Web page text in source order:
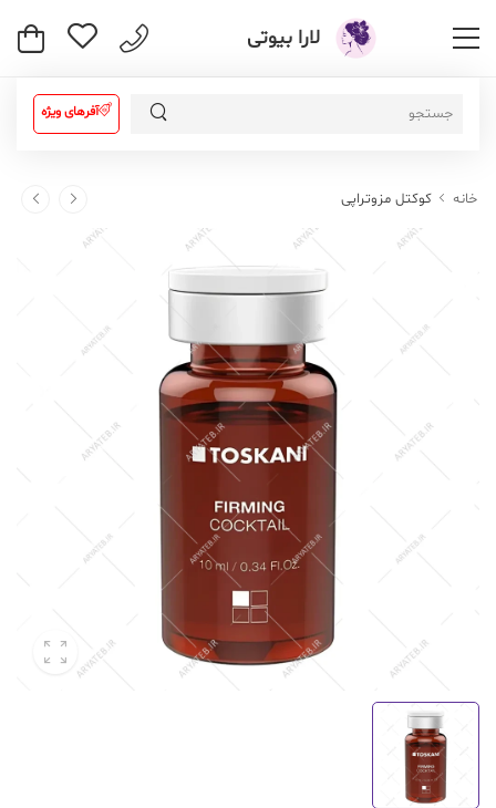
لارا بیوتی
آفرهای ویژه
خانه کوکتل مزوتراپی